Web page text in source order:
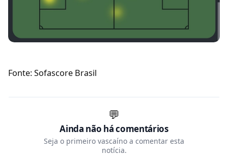
Fonte: Sofascore Brasil
💬
Ainda não há comentários
Seja o primeiro vascaíno a comentar esta
notícia.